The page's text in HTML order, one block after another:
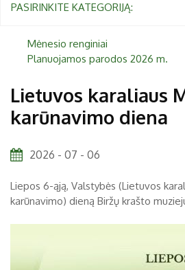
Vaikams nuo 5 iki 10
Paaugliams nuo 11 iki
Proistorė
Etnografija
Biržų tvirtovės
PASIRINKITE KATEGORIJĄ:
Mėnesio renginiai
Planuojamos parodos 2026 m.
Lietuvos karaliaus
karūnavimo diena
2026 - 07 - 06
Liepos 6-ąją, Valstybės (Lietuvos
karūnavimo) dieną Biržų krašto